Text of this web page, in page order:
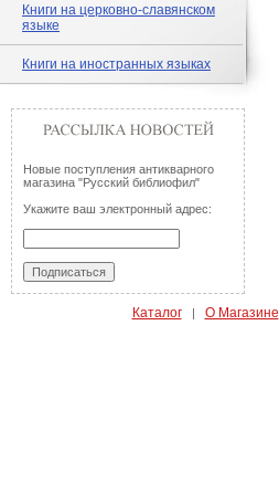
Книги на церковно-славянском
языке
Книги на иностранных языках
Новые поступления антикварного
магазина "Русский библиофил"
Укажите ваш электронный адрес:
Каталог| О Магазине